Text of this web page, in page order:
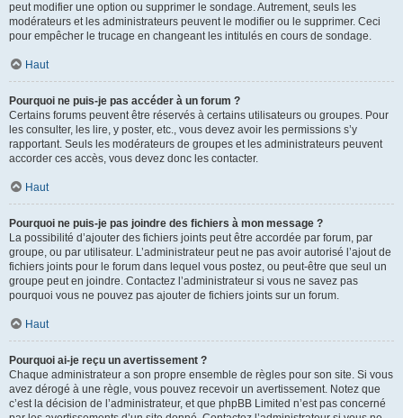
peut modifier une option ou supprimer le sondage. Autrement, seuls les
modérateurs et les administrateurs peuvent le modifier ou le supprimer. Ceci
pour empêcher le trucage en changeant les intitulés en cours de sondage.
Haut
Pourquoi ne puis-je pas accéder à un forum ?
Certains forums peuvent être réservés à certains utilisateurs ou groupes. Pour
les consulter, les lire, y poster, etc., vous devez avoir les permissions s’y
rapportant. Seuls les modérateurs de groupes et les administrateurs peuvent
accorder ces accès, vous devez donc les contacter.
Haut
Pourquoi ne puis-je pas joindre des fichiers à mon message ?
La possibilité d’ajouter des fichiers joints peut être accordée par forum, par
groupe, ou par utilisateur. L’administrateur peut ne pas avoir autorisé l’ajout de
fichiers joints pour le forum dans lequel vous postez, ou peut-être que seul un
groupe peut en joindre. Contactez l’administrateur si vous ne savez pas
pourquoi vous ne pouvez pas ajouter de fichiers joints sur un forum.
Haut
Pourquoi ai-je reçu un avertissement ?
Chaque administrateur a son propre ensemble de règles pour son site. Si vous
avez dérogé à une règle, vous pouvez recevoir un avertissement. Notez que
c’est la décision de l’administrateur, et que phpBB Limited n’est pas concerné